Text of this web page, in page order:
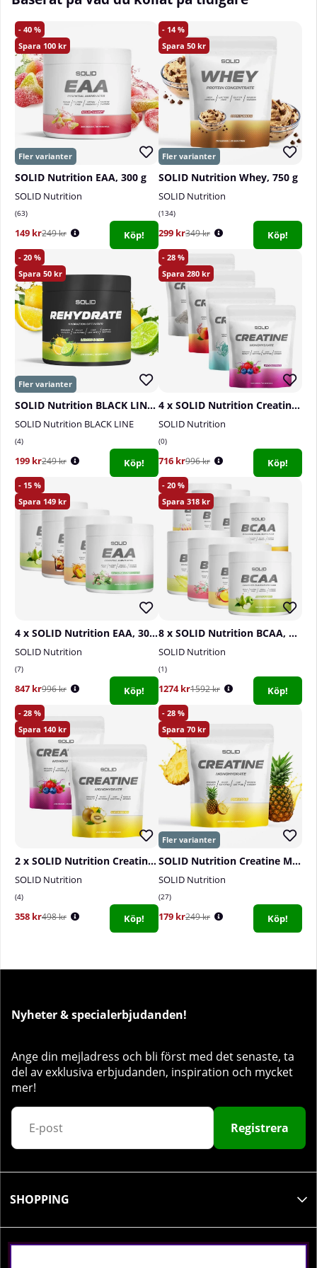
40
100
SOLID Nutrition EAA, 300 g
SOLID Nutrition
63
149 kr249 kr Köp!
14
50
SOLID Nutrition Whey, 750 g
SOLID Nutrition
134
299 kr349 kr Köp!
20
50
SOLID Nutrition BLACK LINE Rehydrate, 270 g
SOLID Nutrition BLACK LINE
4
199 kr249 kr Köp!
28
280
4 x SOLID Nutrition Creatine Monohydrate, 400 g
SOLID Nutrition
0
716 kr996 kr Köp!
15
149
4 x SOLID Nutrition EAA, 300 g
SOLID Nutrition
7
847 kr996 kr Köp!
20
318
8 x SOLID Nutrition BCAA, 300 g
SOLID Nutrition
1
1274 kr1592 kr Köp!
28
140
2 x SOLID Nutrition Creatine Monohydrate, 400 g
SOLID Nutrition
4
358 kr498 kr Köp!
28
70
SOLID Nutrition Creatine Monohydrate, 400 g
SOLID Nutrition
27
179 kr249 kr Köp!
Nyheter & specialerbjudanden!
Ange din mejladress och bli först med det senaste, ta
del av exklusiva erbjudanden, inspiration och mycket
mer!
Registrera
SHOPPING